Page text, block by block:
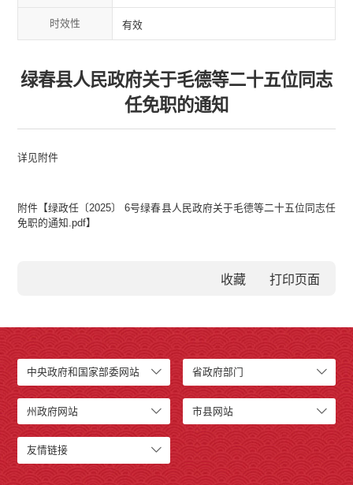
时效性 有效
绿春县人民政府关于毛德等二十五位同志
任免职的通知
详见附件
附件【绿政任〔2025〕 6号绿春县人民政府关于毛德等二十五位同志任
免职的通知.pdf】
收藏
中央政府和国家部委网站 省政府部门
州政府网站 市县网站
友情链接